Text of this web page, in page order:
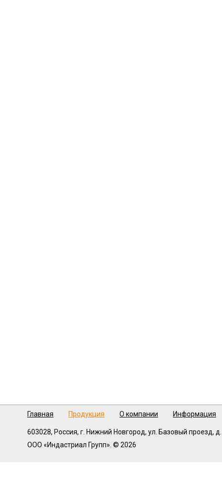
Главная Продукция О компании Информация
603028, Россия, г. Нижний Новгород, ул. Базовый проезд,
ООО «Индастриал Групп». © 2026